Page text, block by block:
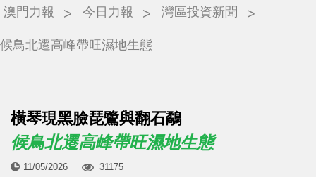
澳門力報 今日力報 灣區投資新聞
候鳥北遷高峰帶旺濕地生態
橫琴現黑臉琵鷺與翻石鷸
候鳥北遷高峰帶旺濕地生態
11/05/2026 31175